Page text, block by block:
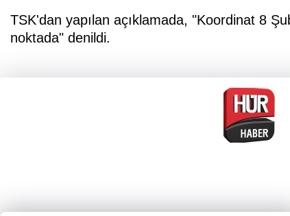
TSK'dan yapılan açıklamada, "Koordinat 8
noktada" denildi.